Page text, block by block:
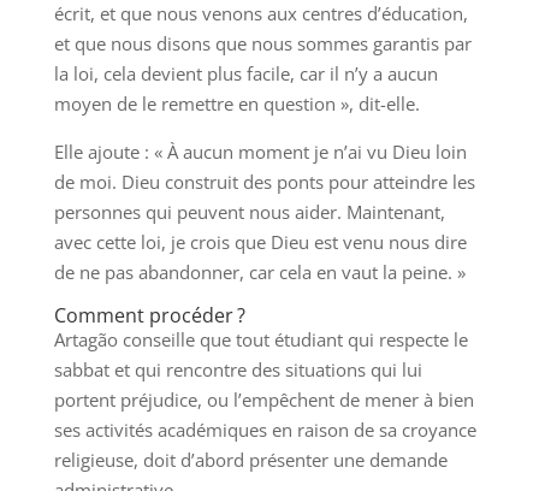
écrit, et que nous venons aux centres d’éducation,
et que nous disons que nous sommes garantis par
la loi, cela devient plus facile, car il n’y a aucun
moyen de le remettre en question », dit-elle.
Elle ajoute : « À aucun moment je n’ai vu Dieu loin
de moi. Dieu construit des ponts pour atteindre les
personnes qui peuvent nous aider. Maintenant,
avec cette loi, je crois que Dieu est venu nous dire
de ne pas abandonner, car cela en vaut la peine. »
Comment procéder ?
Artagão conseille que tout étudiant qui respecte le
sabbat et qui rencontre des situations qui lui
portent préjudice, ou l’empêchent de mener à bien
ses activités académiques en raison de sa croyance
religieuse, doit d’abord présenter une demande